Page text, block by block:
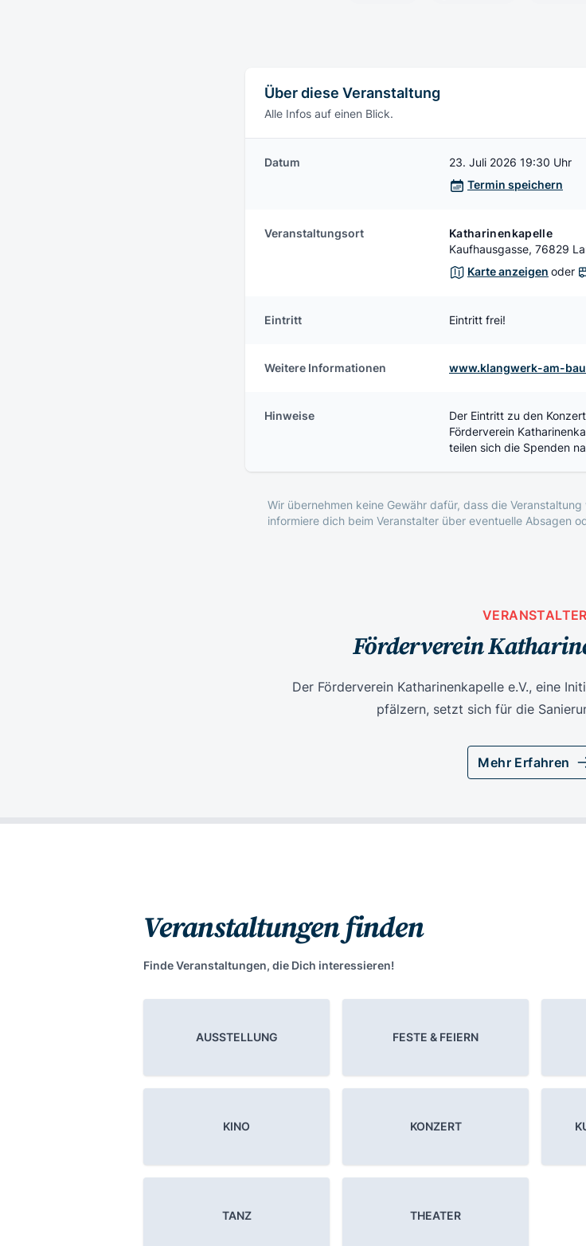
Über diese Veranstaltung
Alle Infos auf einen Blick.
Datum
23. Juli 2026 19:30 Uhr
Termin speichern
Veranstaltungsort
Katharinenkapelle
Kaufhausgasse, 76829
Karte anzeigen oder
Eintritt Eintritt frei!
Weitere Informationen www.klangwerk-am-
Hinweise
Der Eintritt zu den
Förderverein
teilen sich die Spenden
Wir übernehmen keine Gewähr dafür, dass die
informiere dich beim Veranstalter über eventuelle Absagen
VERANSTALTER
Förderverein
Der Förderverein Katharinenkapelle e.V., eine
pfälzern, setzt sich für die
Mehr Erfahren
Veranstaltungen finden
Finde Veranstaltungen, die Dich interessieren!
AUSSTELLUNG FESTE & FEIERN
KINO KONZERT
TANZ THEATER